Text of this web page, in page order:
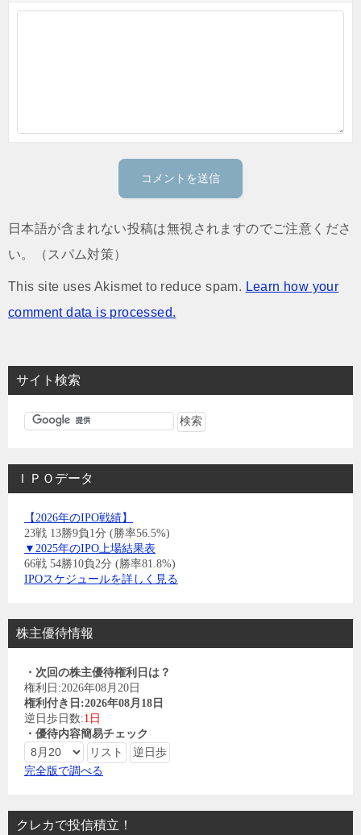
日本語が含まれない投稿は無視されますのでご注意くださ
い。（スパム対策）
This site uses Akismet to reduce spam. Learn how your
comment data is processed.
サイト検索
ＩＰＯデータ
【2026年のIPO戦績】
23戦 13勝9負1分 (勝率56.5%)
▼2025年のIPO上場結果表
66戦 54勝10負2分 (勝率81.8%)
IPOスケジュールを詳しく見る
株主優待情報
・次回の株主優待権利日は？
権利日:2026年08月20日
権利付き日:2026年08月18日
逆日歩日数:1日
・優待内容簡易チェック
完全版で調べる
クレカで投信積立！